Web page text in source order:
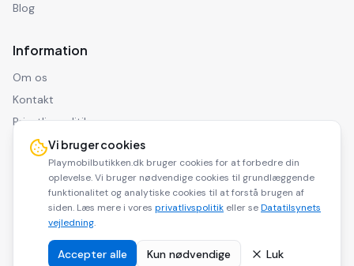
Blog
Information
Om os
Kontakt
Privatlivspolitik
Ansvarsfraskrivelse
Playmobilbutikken.dk. Alle rettigheder forbeholdes.
Playmobilbutikken.dk er en affiliate side og modtager kommission for
køb via vores links.
Dele af indholdet på dette website er udarbejdet med
Vi bruger cookies
Playmobilbutikken.dk bruger cookies for at forbedre din
oplevelse. Vi bruger nødvendige cookies til grundlæggende
funktionalitet og analytiske cookies til at forstå brugen af
siden. Læs mere i vores privatlivspolitik eller seDatatilsynets
vejledning.
Accepter alle Kun nødvendige Luk